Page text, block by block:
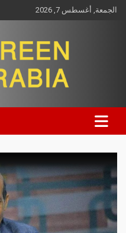
الجمعة, أغسطس 7, 2026
Screen Arabia